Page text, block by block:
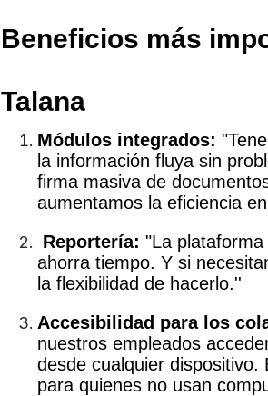
Beneficios más
Talana
Módulos integrados:
la información fluya sin
firma masiva de
aumentamos la eficiencia
Reportería: "La
ahorra tiempo. Y si
la flexibilidad de hacerlo.''
Accesibilidad para los
nuestros empleados
desde cualquier
para quienes no usan